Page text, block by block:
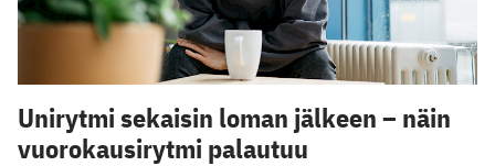
Unirytmi sekaisin loman jälkeen – näin
vuorokausirytmi palautuu